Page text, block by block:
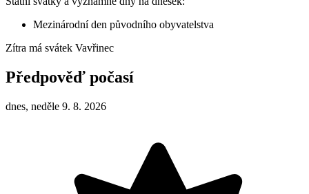
Mezinárodní den původního obyvatelstva
Zítra má svátek Vavřinec
Předpověď počasí
dnes, neděle 9. 8. 2026